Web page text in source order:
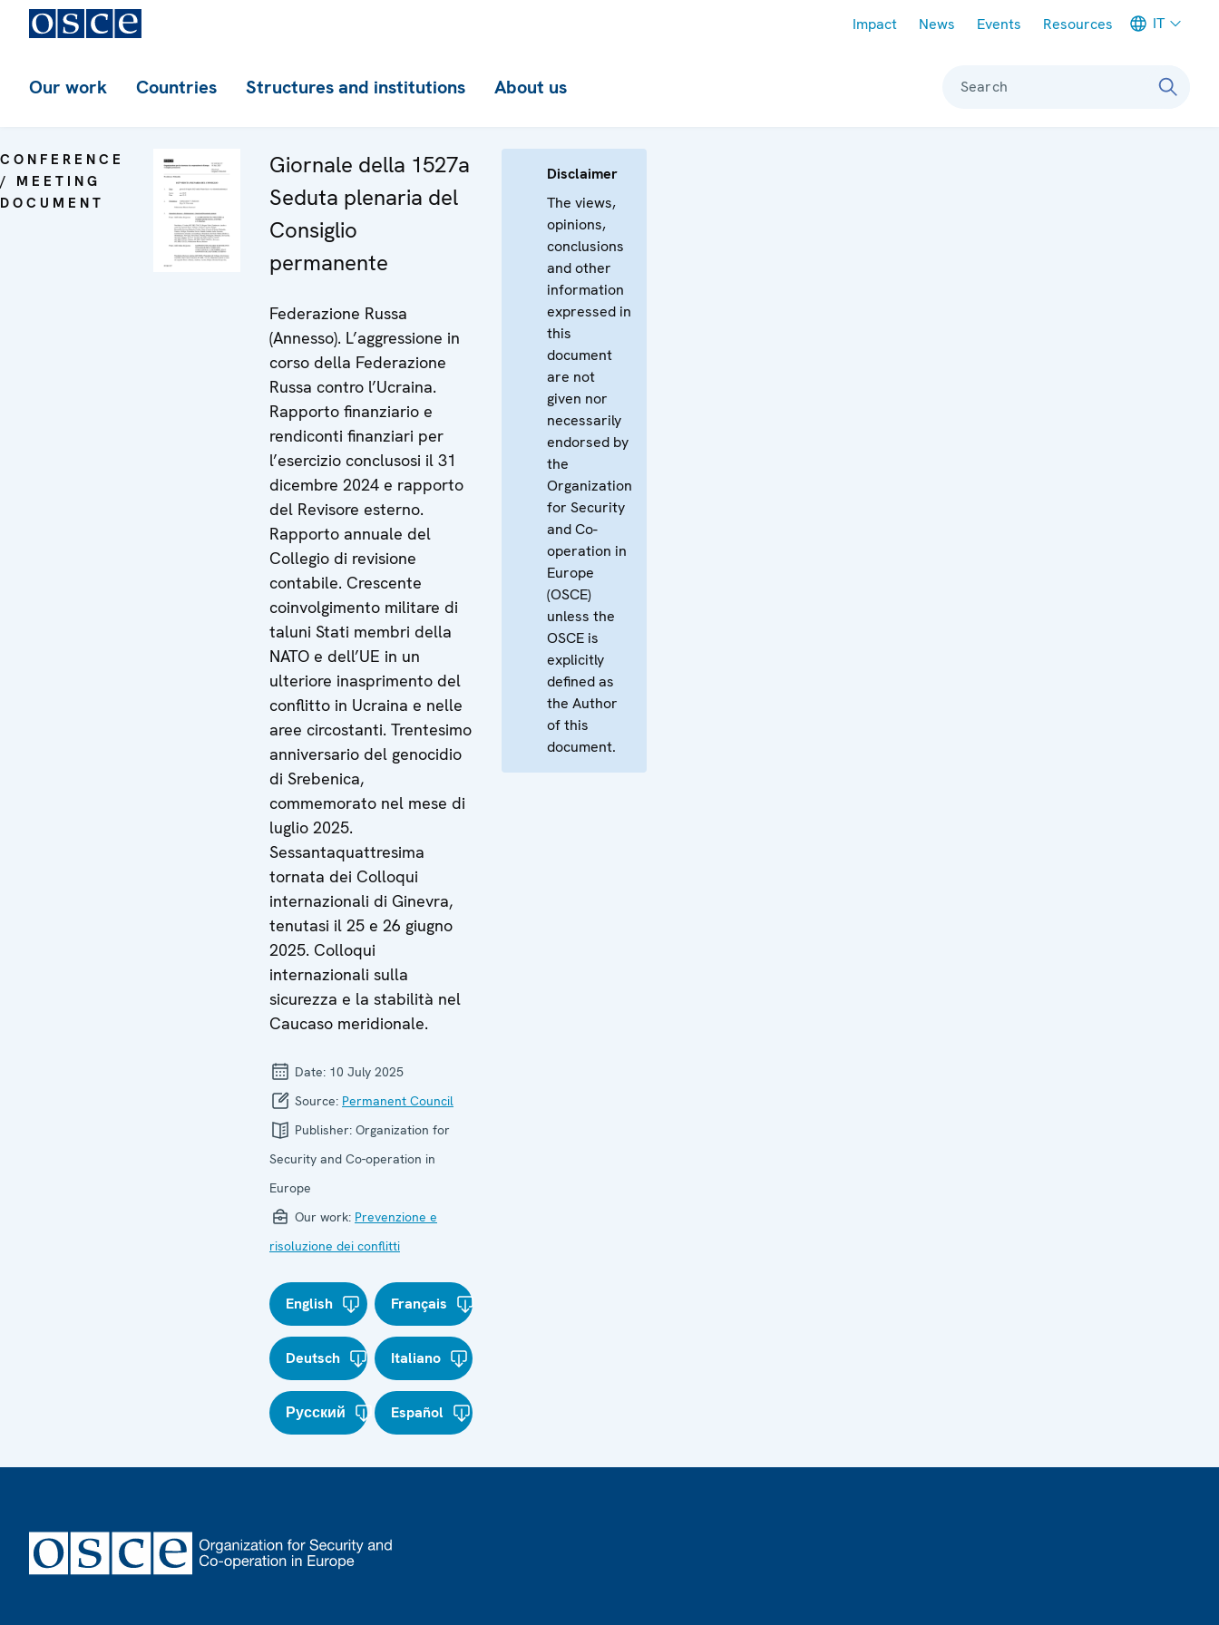
Impact News Events Resources IT
Our work Countries Structures and institutions About us Search
CONFERENCE
/ MEETING
DOCUMENT
Giornale della 1527a
Seduta plenaria del
Consiglio
permanente
Federazione Russa
(Annesso). L’aggressione in
corso della Federazione
Russa contro l’Ucraina.
Rapporto finanziario e
rendiconti finanziari per
l’esercizio conclusosi il 31
dicembre 2024 e rapporto
del Revisore esterno.
Rapporto annuale del
Collegio di revisione
contabile. Crescente
coinvolgimento militare di
taluni Stati membri della
NATO e dell’UE in un
ulteriore inasprimento del
conflitto in Ucraina e nelle
aree circostanti. Trentesimo
anniversario del genocidio
di Srebenica,
commemorato nel mese di
luglio 2025.
Sessantaquattresima
tornata dei Colloqui
internazionali di Ginevra,
tenutasi il 25 e 26 giugno
2025. Colloqui
internazionali sulla
sicurezza e la stabilità nel
Caucaso meridionale.
Date: 10 July 2025
Source: Permanent Council
Publisher: Organization for
Security and Co-operation in
Europe
Our work: Prevenzione e
risoluzione dei conflitti
English Français
Deutsch Italiano
Русский Español
Disclaimer
The views,
opinions,
conclusions
and other
information
expressed in
this
document
are not
given nor
necessarily
endorsed by
the
Organization
for Security
and Co-
operation in
Europe
(OSCE)
unless the
OSCE is
explicitly
defined as
the Author
of this
document.